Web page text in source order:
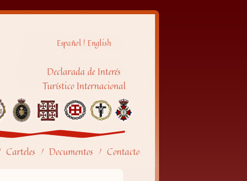
Español| English
Declarada de Interés
Turístico Internacional
Carteles / Documentos / Contacto